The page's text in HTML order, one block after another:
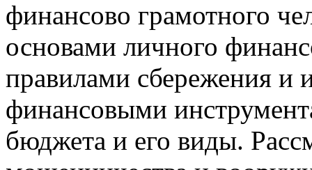
финансово грамотного
основами личного
правилами сбережения и
финансовыми
бюджета и его виды.